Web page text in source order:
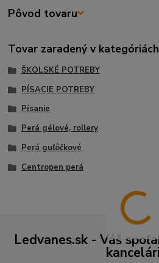
Pôvod tovaru
Tovar zaradený v kategóriách
ŠKOLSKÉ POTREBY
PÍSACIE POTREBY
Písanie
Perá gélové, rollery
Perá guľôčkové
Centropen perá
Ledvanes.sk - Váš